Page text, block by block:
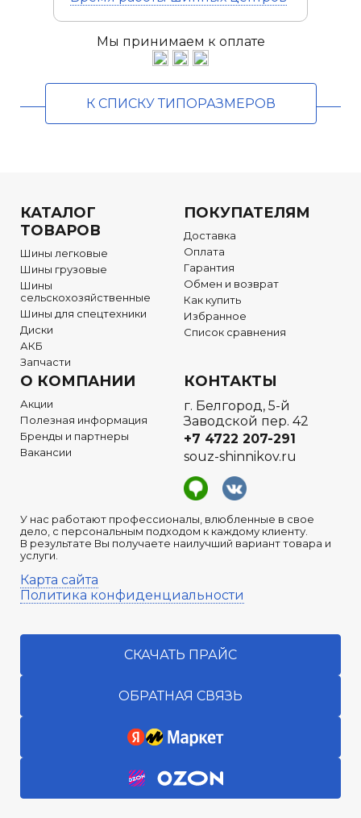
Мы принимаем к оплате
К СПИСКУ ТИПОРАЗМЕРОВ
КАТАЛОГ
ТОВАРОВ
Шины легковые
Шины грузовые
Шины
сельскохозяйственные
Шины для спецтехники
Диски
АКБ
Запчасти
ПОКУПАТЕЛЯМ
Доставка
Оплата
Гарантия
Обмен и возврат
Как купить
Избранное
Список сравнения
О КОМПАНИИ
Акции
Полезная информация
Бренды и партнеры
Вакансии
У нас работают профессионалы, влюбленные в свое
дело, с персональным подходом к каждому клиенту.
В результате Вы получаете наилучший вариант товара и
услуги.
Карта сайта
Политика конфиденциальности
КОНТАКТЫ
г. Белгород, 5-й
Заводской пер. 42
+7 4722 207-291
souz-shinnikov.ru
СКАЧАТЬ ПРАЙС
ОБРАТНАЯ СВЯЗЬ